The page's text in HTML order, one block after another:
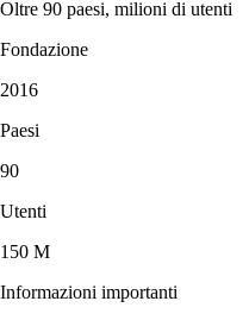
Oltre 90 paesi, milioni di utenti
Fondazione
2016
Paesi
90
Utenti
150 M
Informazioni importanti